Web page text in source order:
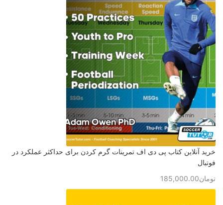
خرید آنلاین کتاب پی دی اف تمرینات گرم کردن برای حداکثر عملکرد در
فوتبال
تومان185,000.00